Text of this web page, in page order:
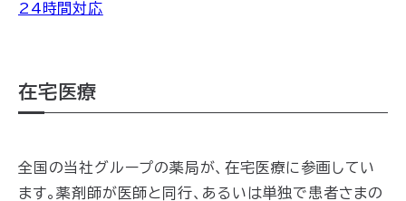
24時間対応
在宅医療
全国の当社グループの薬局が、在宅医療に参画してい
ます。薬剤師が医師と同行、あるいは単独で患者さまの